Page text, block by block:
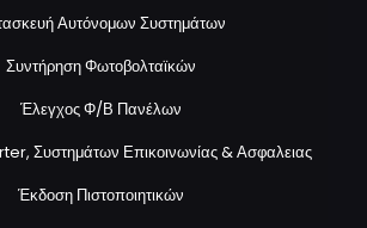
Αυτόνομων Συστημάτων
Συντήρηση Φωτοβολταϊκών
Έλεγχος Φ/Β Πανέλων
Συστημάτων Επικοινωνίας & Ασφαλειας
Έκδοση Πιστοποιητικών